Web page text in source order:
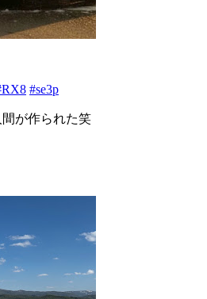
#se3p
が作られた笑